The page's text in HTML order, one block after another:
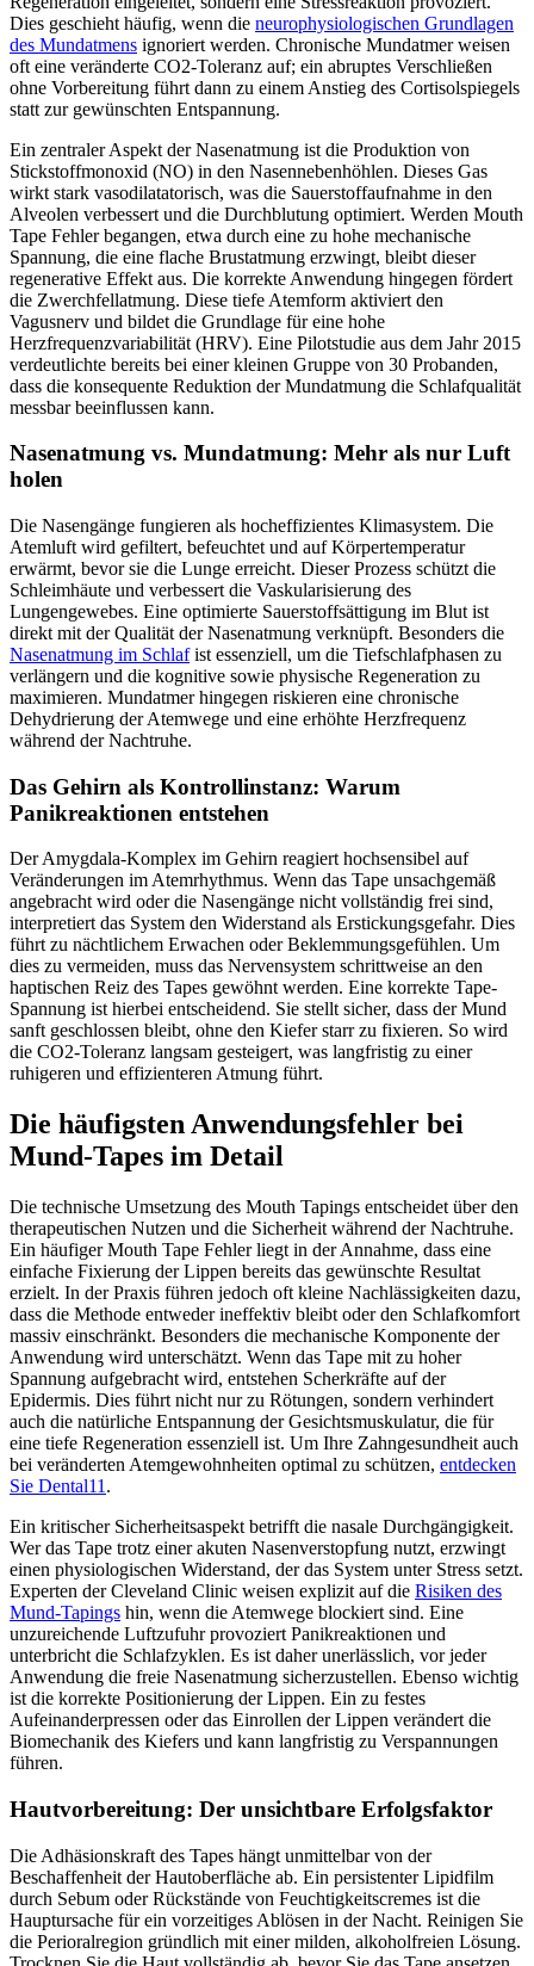
Dies geschieht häufig, wenn die neurophysiologischen Grundlagen
des Mundatmens ignoriert werden. Chronische Mundatmer weisen
oft eine veränderte CO2-Toleranz auf; ein abruptes Verschließen
ohne Vorbereitung führt dann zu einem Anstieg des Cortisolspiegels
statt zur gewünschten Entspannung.
Ein zentraler Aspekt der Nasenatmung ist die Produktion von
Stickstoffmonoxid (NO) in den Nasennebenhöhlen. Dieses Gas
wirkt stark vasodilatatorisch, was die Sauerstoffaufnahme in den
Alveolen verbessert und die Durchblutung optimiert. Werden Mouth
Tape Fehler begangen, etwa durch eine zu hohe mechanische
Spannung, die eine flache Brustatmung erzwingt, bleibt dieser
regenerative Effekt aus. Die korrekte Anwendung hingegen fördert
die Zwerchfellatmung. Diese tiefe Atemform aktiviert den
Vagusnerv und bildet die Grundlage für eine hohe
Herzfrequenzvariabilität (HRV). Eine Pilotstudie aus dem Jahr 2015
verdeutlichte bereits bei einer kleinen Gruppe von 30 Probanden,
dass die konsequente Reduktion der Mundatmung die Schlafqualität
messbar beeinflussen kann.
Nasenatmung vs. Mundatmung: Mehr als nur Luft
holen
Die Nasengänge fungieren als hocheffizientes Klimasystem. Die
Atemluft wird gefiltert, befeuchtet und auf Körpertemperatur
erwärmt, bevor sie die Lunge erreicht. Dieser Prozess schützt die
Schleimhäute und verbessert die Vaskularisierung des
Lungengewebes. Eine optimierte Sauerstoffsättigung im Blut ist
direkt mit der Qualität der Nasenatmung verknüpft. Besonders die
Nasenatmung im Schlafist essenziell, um die Tiefschlafphasen zu
verlängern und die kognitive sowie physische Regeneration zu
maximieren. Mundatmer hingegen riskieren eine chronische
Dehydrierung der Atemwege und eine erhöhte Herzfrequenz
während der Nachtruhe.
Das Gehirn als Kontrollinstanz: Warum
Panikreaktionen entstehen
Der Amygdala-Komplex im Gehirn reagiert hochsensibel auf
Veränderungen im Atemrhythmus. Wenn das Tape unsachgemäß
angebracht wird oder die Nasengänge nicht vollständig frei sind,
interpretiert das System den Widerstand als Erstickungsgefahr. Dies
führt zu nächtlichem Erwachen oder Beklemmungsgefühlen. Um
dies zu vermeiden, muss das Nervensystem schrittweise an den
haptischen Reiz des Tapes gewöhnt werden. Eine korrekte Tape-
Spannung ist hierbei entscheidend. Sie stellt sicher, dass der Mund
sanft geschlossen bleibt, ohne den Kiefer starr zu fixieren. So wird
die CO2-Toleranz langsam gesteigert, was langfristig zu einer
ruhigeren und effizienteren Atmung führt.
Die häufigsten Anwendungsfehler bei
Mund-Tapes im Detail
Die technische Umsetzung des Mouth Tapings entscheidet über den
therapeutischen Nutzen und die Sicherheit während der Nachtruhe.
Ein häufiger Mouth Tape Fehler liegt in der Annahme, dass eine
einfache Fixierung der Lippen bereits das gewünschte Resultat
erzielt. In der Praxis führen jedoch oft kleine Nachlässigkeiten dazu,
dass die Methode entweder ineffektiv bleibt oder den Schlafkomfort
massiv einschränkt. Besonders die mechanische Komponente der
Anwendung wird unterschätzt. Wenn das Tape mit zu hoher
Spannung aufgebracht wird, entstehen Scherkräfte auf der
Epidermis. Dies führt nicht nur zu Rötungen, sondern verhindert
auch die natürliche Entspannung der Gesichtsmuskulatur, die für
eine tiefe Regeneration essenziell ist. Um Ihre Zahngesundheit auch
bei veränderten Atemgewohnheiten optimal zu schützen, entdecken
Sie Dental11 .
Ein kritischer Sicherheitsaspekt betrifft die nasale Durchgängigkeit.
Wer das Tape trotz einer akuten Nasenverstopfung nutzt, erzwingt
einen physiologischen Widerstand, der das System unter Stress setzt.
Experten der Cleveland Clinic weisen explizit auf die Risiken des
Mund-Tapings hin, wenn die Atemwege blockiert sind. Eine
unzureichende Luftzufuhr provoziert Panikreaktionen und
unterbricht die Schlafzyklen. Es ist daher unerlässlich, vor jeder
Anwendung die freie Nasenatmung sicherzustellen. Ebenso wichtig
ist die korrekte Positionierung der Lippen. Ein zu festes
Aufeinanderpressen oder das Einrollen der Lippen verändert die
Biomechanik des Kiefers und kann langfristig zu Verspannungen
führen.
Hautvorbereitung: Der unsichtbare Erfolgsfaktor
Die Adhäsionskraft des Tapes hängt unmittelbar von der
Beschaffenheit der Hautoberfläche ab. Ein persistenter Lipidfilm
durch Sebum oder Rückstände von Feuchtigkeitscremes ist die
Hauptursache für ein vorzeitiges Ablösen in der Nacht. Reinigen Sie
die Perioralregion gründlich mit einer milden, alkoholfreien Lösung.